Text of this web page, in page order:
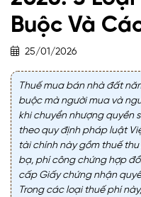
Buộc Và
25/01/2026
Thuế mua bán nhà đất
buộc mà người mua và
khi chuyển nhượng quyền
theo quy định pháp luật
tài chính này gồm thuế
bạ, phí công chứng hợp
cấp Giấy chứng nhận
Trong các loại thuế phí